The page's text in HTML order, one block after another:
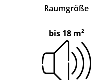
Raumgröße
bis 18 m²